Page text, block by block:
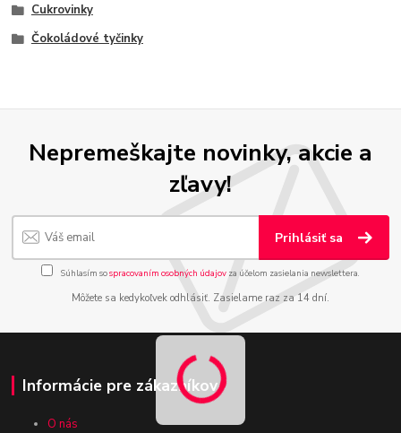
Cukrovinky
Čokoládové tyčinky
Nepremeškajte novinky, akcie a
zľavy!
Prihlásiť sa
Súhlasím sospracovaním osobných údajov za účelom zasielania newslettera.
Môžete sa kedykoľvek odhlásiť. Zasielame raz za 14 dní.
Informácie pre zákazníkov
O nás